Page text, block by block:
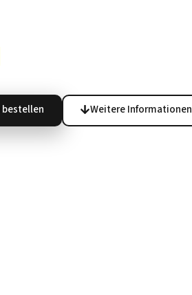
bestellen Weitere Informationen